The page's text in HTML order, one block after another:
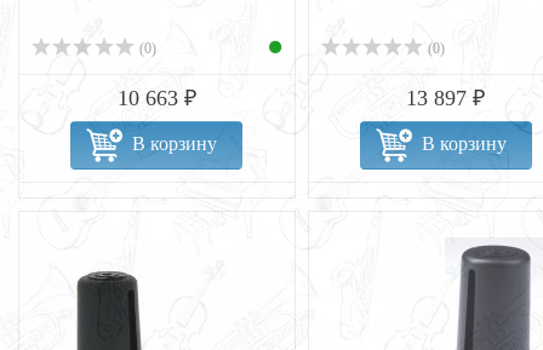
(0)
10 663 ₽
В корзину
(0)
13 897 ₽
В корзину